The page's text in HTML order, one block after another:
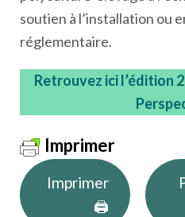
soutien à l’installation ou
réglementaire.
Retrouvez ici l’édition
Imprimer
Imprimer
🖨